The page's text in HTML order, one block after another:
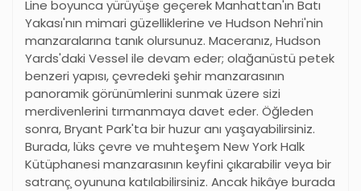
Line boyunca yürüyüşe geçerek Manhattan'ın Batı
Yakası'nın mimari güzelliklerine ve Hudson Nehri'nin
manzaralarına tanık olursunuz. Maceranız, Hudson
Yards'daki Vessel ile devam eder; olağanüstü petek
benzeri yapısı, çevredeki şehir manzarasının
panoramik görünümlerini sunmak üzere sizi
merdivenlerini tırmanmaya davet eder. Öğleden
sonra, Bryant Park'ta bir huzur anı yaşayabilirsiniz.
Burada, lüks çevre ve muhteşem New York Halk
Kütüphanesi manzarasının keyfini çıkarabilir veya bir
satranç̧ oyununa katılabilirsiniz. Ancak hikâye burada